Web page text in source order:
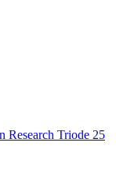
Triode 25